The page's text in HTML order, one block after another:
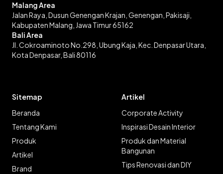
Malang Area
Jalan Raya, Dusun Genengan Krajan, Genengan, Pakisaji,
Kabupaten Malang, Jawa Timur 65162
Bali Area
Jl. Cokroaminoto No.298, Ubung Kaja, Kec. Denpasar Utara,
Kota Denpasar, Bali 80116
Sitemap
Beranda
Tentang Kami
Produk
Artikel
Brand
Artikel
Corporate Activity
Inspirasi Desain Interior
Produk dan Material
Bangunan
Tips Renovasi dan DIY